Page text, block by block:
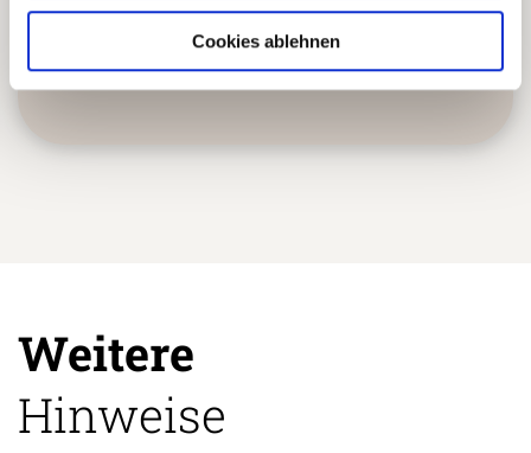
Cookies ablehnen
Einzigartige und authentische
Reiseerlebnisse abseits der
üblichen Touristenpfade.
Weitere
Hinweise